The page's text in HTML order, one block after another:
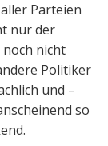
Parteien
nur der
noch nicht
Politiker
und –
so